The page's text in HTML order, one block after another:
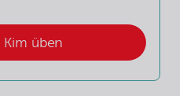
üben